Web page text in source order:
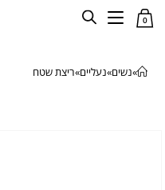
0
»נשים»נעליים»ריצת שטח